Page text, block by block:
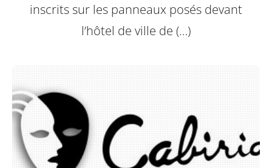
inscrits sur les panneaux posés devant
l’hôtel de ville de (…)